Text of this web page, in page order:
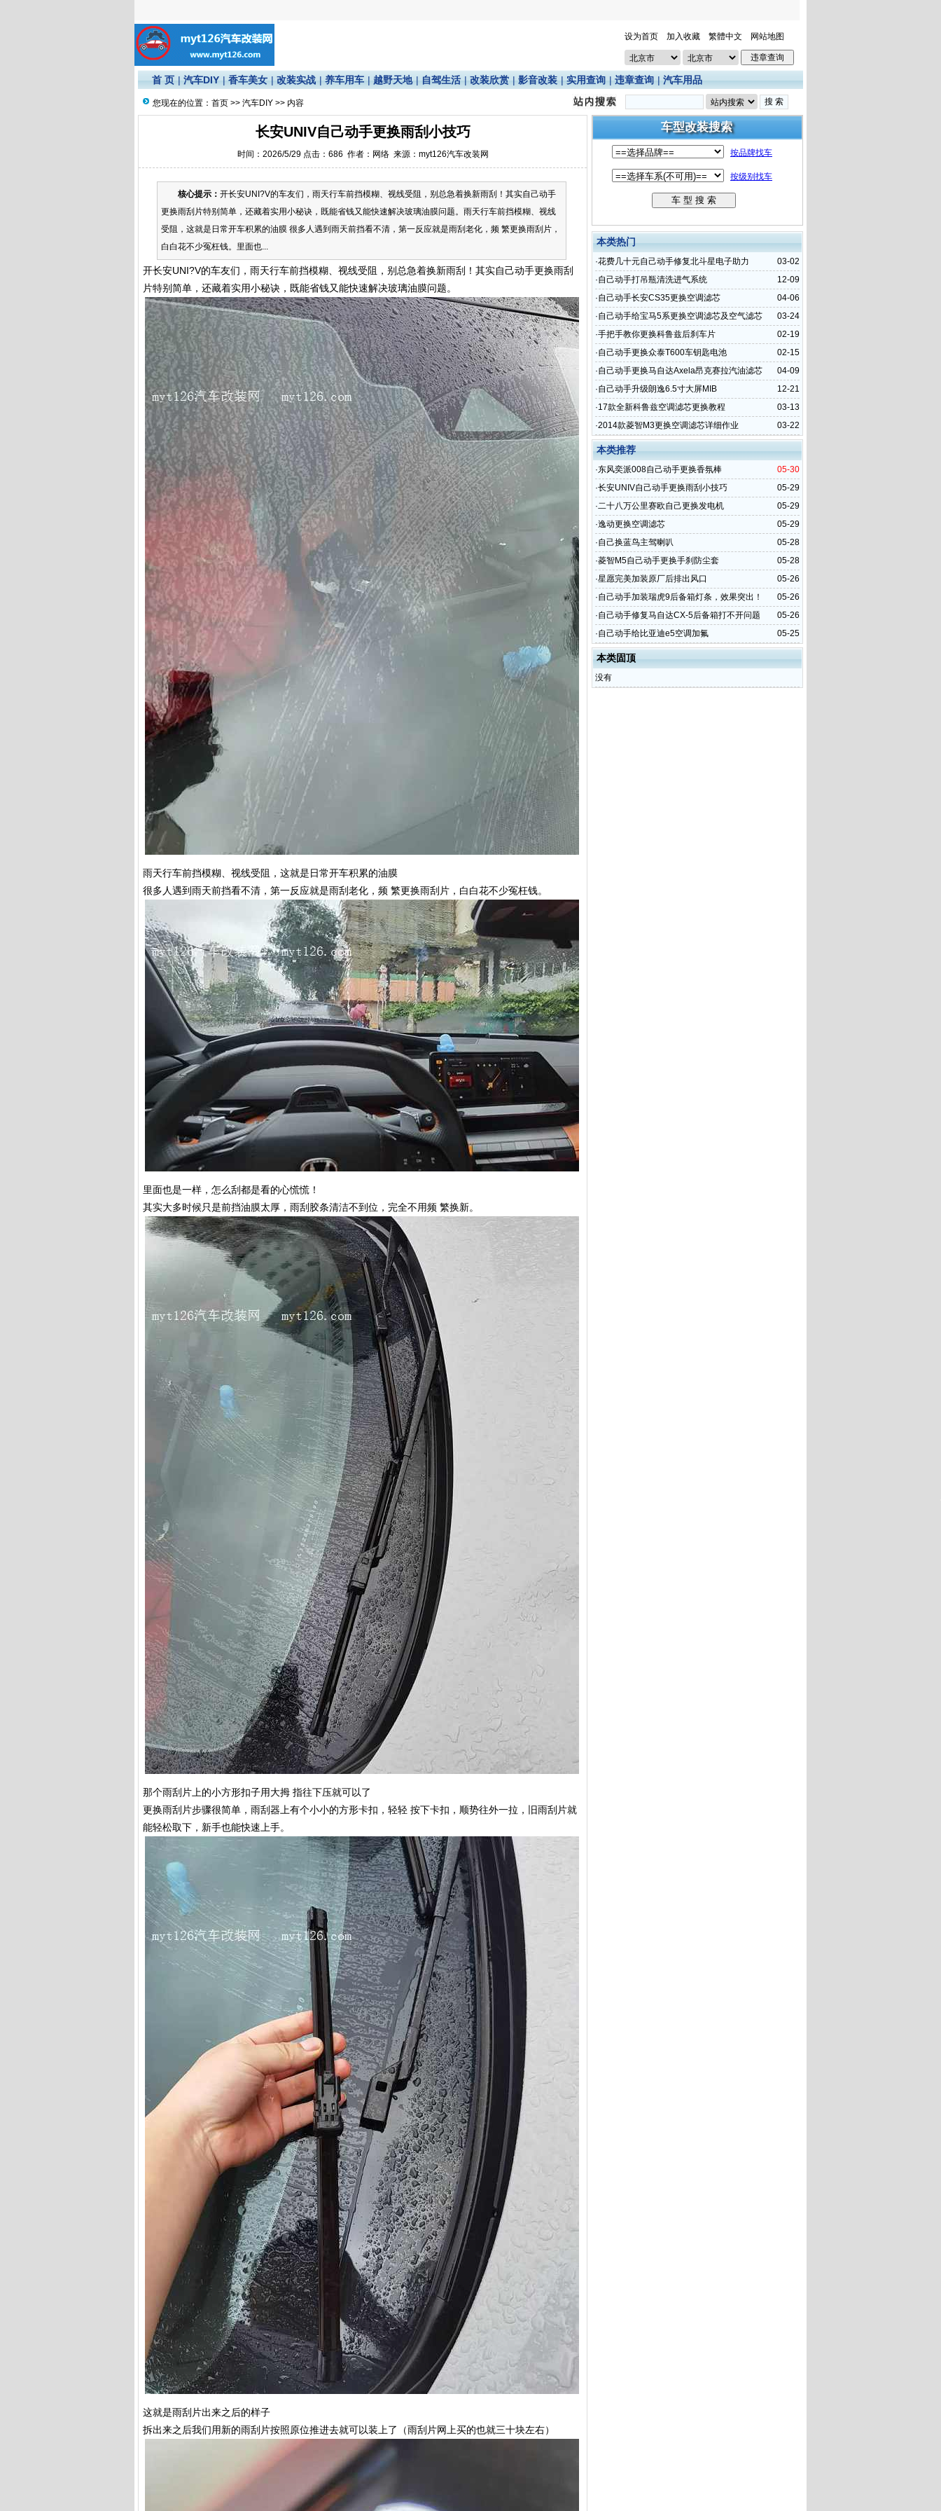
设为首页 加入收藏 繁體中文 网站地图
首 页 |汽车DIY |香车美女 |改装实战 |养车用车 |越野天地 |自驾生活 |改装欣赏 |影音改装 |实用查询 |违章查询 |汽车用品
您现在的位置： 首页 >> 汽车DIY >> 内容
长安UNIV自己动手更换雨刮小技巧
时间：2026/5/29 点击： 686 作者：网络 来源：myt126汽车改装网
核心提示： 开长安UNI?V的车友们，雨天行车前挡模糊、视线受阻，别总急着换新雨刮！其实自己动手
更换雨刮片特别简单，还藏着实用小秘诀，既能省钱又能快速解决玻璃油膜问题。雨天行车前挡模糊、视线
受阻，这就是日常开车积累的油膜 很多人遇到雨天前挡看不清，第一反应就是雨刮老化，频 繁更换雨刮片，
白白花不少冤枉钱。里面也...
开长安UNI?V的车友们，雨天行车前挡模糊、视线受阻，别总急着换新雨刮！其实自己动手更换雨刮
片特别简单，还藏着实用小秘诀，既能省钱又能快速解决玻璃油膜问题。
雨天行车前挡模糊、视线受阻，这就是日常开车积累的油膜
很多人遇到雨天前挡看不清，第一反应就是雨刮老化，频 繁更换雨刮片，白白花不少冤枉钱。
里面也是一样，怎么刮都是看的心慌慌！
其实大多时候只是前挡油膜太厚，雨刮胶条清洁不到位，完全不用频 繁换新。
那个雨刮片上的小方形扣子用大拇 指往下压就可以了
更换雨刮片步骤很简单，雨刮器上有个小小的方形卡扣，轻轻 按下卡扣，顺势往外一拉，旧雨刮片就
能轻松取下，新手也能快速上手。
这就是雨刮片出来之后的样子
拆出来之后我们用新的雨刮片按照原位推进去就可以装上了（雨刮片网上买的也就三十块左右）
本类热门
03-02
·花费几十元自己动手修复北斗星电子助力
12-09
·自己动手打吊瓶清洗进气系统
04-06
·自己动手长安CS35更换空调滤芯
03-24
·自己动手给宝马5系更换空调滤芯及空气滤芯
02-19
·手把手教你更换科鲁兹后刹车片
02-15
·自己动手更换众泰T600车钥匙电池
04-09
·自己动手更换马自达Axela昂克赛拉汽油滤芯
12-21
·自己动手升级朗逸6.5寸大屏MIB
03-13
·17款全新科鲁兹空调滤芯更换教程
03-22
·2014款菱智M3更换空调滤芯详细作业
本类推荐
05-30
·东风奕派008自己动手更换香氛棒
05-29
·长安UNIV自己动手更换雨刮小技巧
05-29
·二十八万公里赛欧自己更换发电机
05-29
·逸动更换空调滤芯
05-28
·自己换蓝鸟主驾喇叭
05-28
·菱智M5自己动手更换手刹防尘套
05-26
·星愿完美加装原厂后排出风口
05-26
·自己动手加装瑞虎9后备箱灯条，效果突出！
05-26
·自己动手修复马自达CX-5后备箱打不开问题
05-25
·自己动手给比亚迪e5空调加氟
本类固顶
没有